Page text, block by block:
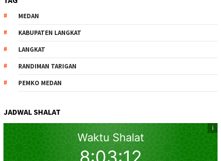
MEDAN
KABUPATEN LANGKAT
LANGKAT
RANDIMAN TARIGAN
PEMKO MEDAN
JADWAL SHALAT